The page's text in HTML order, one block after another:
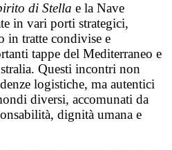
di Stella e la Nave
in vari porti strategici,
in tratte condivise e
tappe del Mediterraneo e
Questi incontri non
logistiche, ma autentici
diversi, accomunati da
dignità umana e